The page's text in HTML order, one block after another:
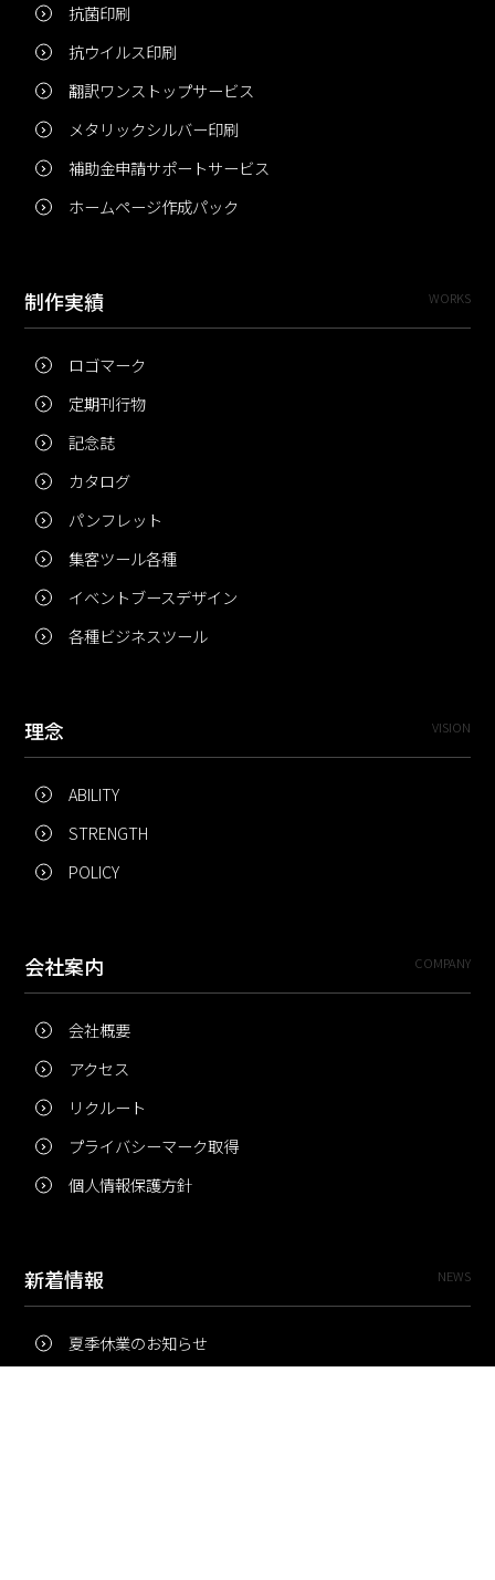
抗菌印刷
抗ウイルス印刷
翻訳ワンストップサービス
メタリックシルバー印刷
補助金申請サポートサービス
ホームページ作成パック
制作実績 WORKS
ロゴマーク
定期刊行物
記念誌
カタログ
パンフレット
集客ツール各種
イベントブースデザイン
各種ビジネスツール
理念 VISION
ABILITY
STRENGTH
POLICY
会社案内 COMPANY
会社概要
アクセス
リクルート
プライバシーマーク取得
個人情報保護方針
新着情報 NEWS
夏季休業のお知らせ